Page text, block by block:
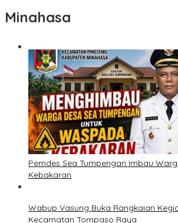
Minahasa
Pemdes Sea Tumpengan Imbau
Kebakaran
Wabup Vasung Buka Rangkaian
Kecamatan Tompaso Raya